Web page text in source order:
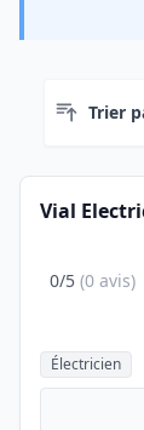
Trier
Vial
0/5 (0 avis)
Électricien